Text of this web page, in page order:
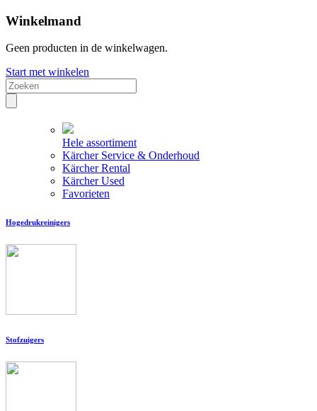
Winkelmand
Geen producten in de winkelwagen.
Start met winkelen
Hele assortiment
Kärcher Service & Onderhoud
Kärcher Rental
Kärcher Used
Favorieten
Hogedrukreinigers
Stofzuigers